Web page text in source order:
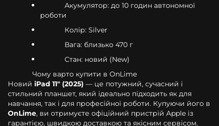
Акумулятор: до 10 годин автономної
роботи
Колір: Silver
Вага: близько 470 г
Стан: новий (New)
Чому варто купити в OnLime
Новий iPad 11" (2025) — це потужний, сучасний і
стильний планшет, який ідеально підходить як для
навчання, так і для професійної роботи. Купуючи його в
OnLime, ви отримуєте офіційний пристрій Apple із
гарантією, швидкою доставкою та якісним сервісом.